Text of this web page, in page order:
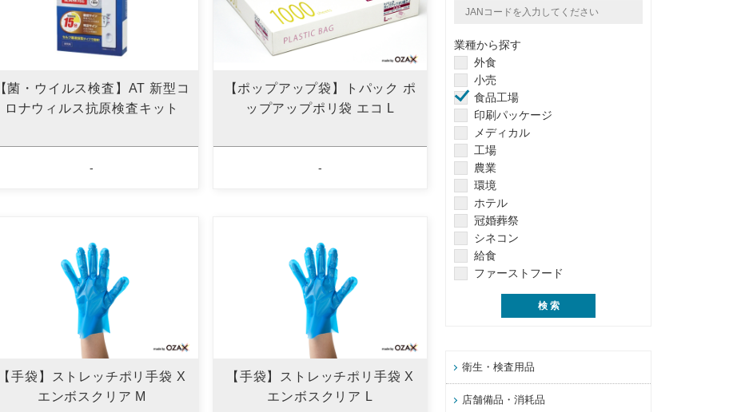
【菌・ウイルス検査】AT 新型コ
ロナウィルス抗原検査キット
-
【ポップアップ袋】トパック ポ
ップアップポリ袋 エコ L
-
【手袋】ストレッチポリ手袋 X
エンボスクリア M
【手袋】ストレッチポリ手袋 X
エンボスクリア L
業種から探す
外食
小売
食品工場
印刷パッケージ
メディカル
工場
農業
環境
ホテル
冠婚葬祭
シネコン
給食
ファーストフード
衛生・検査用品
店舗備品・消耗品